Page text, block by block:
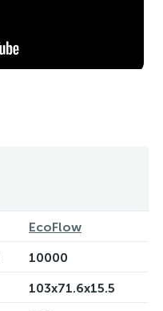
EcoFlow
10000
103x71.6x15.5